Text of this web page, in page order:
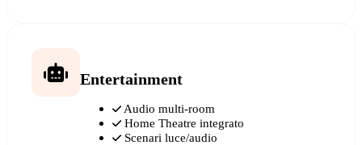
Entertainment
Audio multi-room
Home Theatre integrato
Scenari luce/audio